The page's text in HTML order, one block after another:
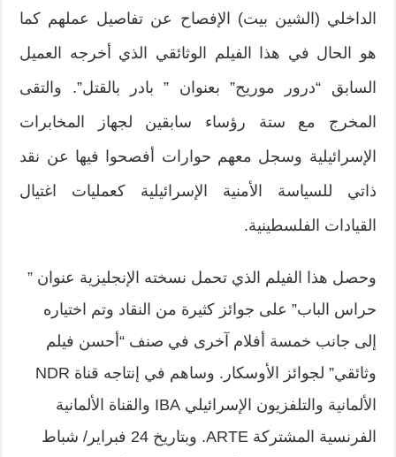
الداخلي (الشين بيت) الإفصاح عن تفاصيل عملهم كما
هو الحال في هذا الفيلم الوثائقي الذي أخرجه العميل
السابق “درور موريح” بعنوان ” بادر بالقتل”. والتقى
المخرج مع ستة رؤساء سابقين لجهاز المخابرات
الإسرائيلية وسجل معهم حوارات أفصحوا فيها عن نقد
ذاتي للسياسة الأمنية الإسرائيلية كعمليات اغتيال
القيادات الفلسطينية.
وحصل هذا الفيلم الذي تحمل نسخته الإنجليزية عنوان ”
حراس الباب” على جوائز كثيرة من النقاد وتم اختياره
إلى جانب خمسة أفلام آخرى في صنف “أحسن فيلم
وثائقي” لجوائز الأوسكار. وساهم في إنتاجه قناة NDR
الألمانية والتلفزيون الإسرائيلي IBA والقناة الألمانية
الفرنسية المشتركة ARTE. وبتاريخ 24 فبراير/ شباط